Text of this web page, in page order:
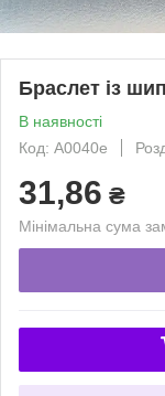
Браслет із
В наявності
Код: A0040e
31,86 ₴
Мінімальна сума